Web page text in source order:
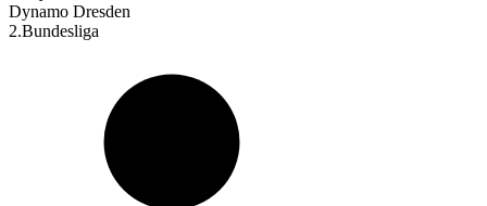
Dynamo Dresden
2.Bundesliga